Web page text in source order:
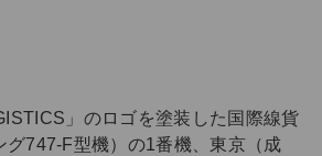
」のロゴを塗装した国際線貨
グ747-F型機）の1番機、東京（成